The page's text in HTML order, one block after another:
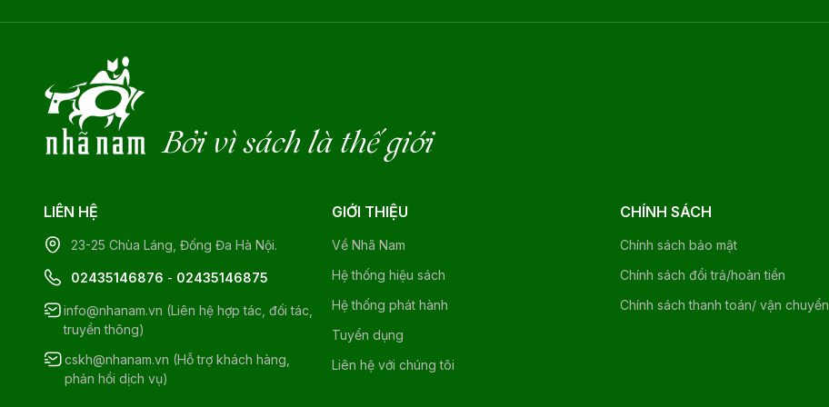
Bởi vì sách là thế giới
LIÊN HỆ
23-25 Chùa Láng, Đống Đa Hà Nội.
02435146876 - 02435146875
info@nhanam.vn (Liên hệ hợp tác, đối tác,
truyền thông)
cskh@nhanam.vn (Hỗ trợ khách hàng,
phản hồi dịch vụ)
GIỚI THIỆU
Về Nhã Nam
Hệ thống hiệu sách
Hệ thống phát hành
Tuyển dụng
Liên hệ với chúng tôi
CHÍNH SÁCH
Chính sách bảo mật
Chính sách đổi trả/hoàn tiền
Chính sách thanh toán/ vận chuyển